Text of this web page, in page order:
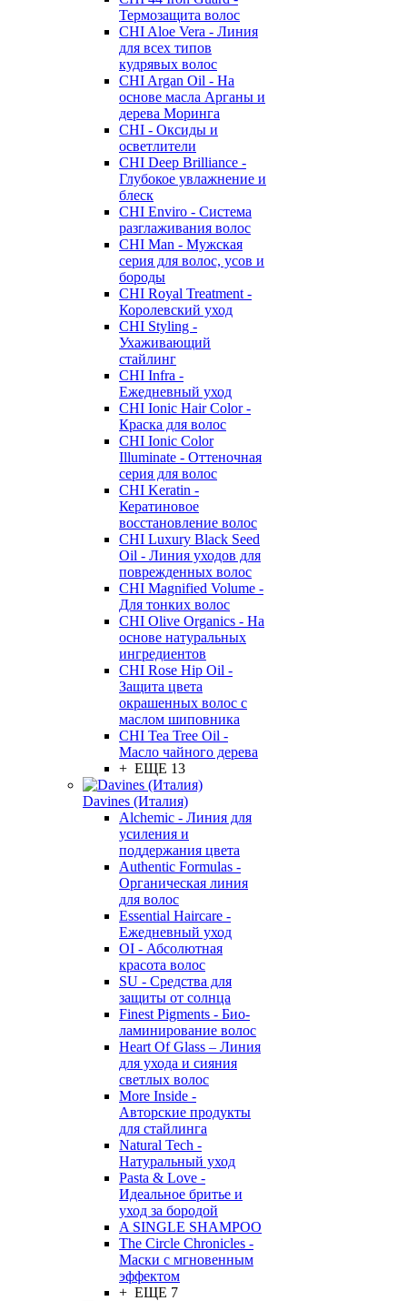
Термозащита волос
CHI Aloe Vera - Линия
для всех типов
кудрявых волос
CHI Argan Oil - На
основе масла Арганы и
дерева Моринга
CHI - Оксиды и
осветлители
CHI Deep Brilliance -
Глубокое увлажнение и
блеск
CHI Enviro - Система
разглаживания волос
CHI Man - Мужская
серия для волос, усов и
бороды
CHI Royal Treatment -
Королевский уход
CHI Styling -
Ухаживающий
стайлинг
CHI Infra -
Ежедневный уход
CHI Ionic Hair Color -
Краска для волос
CHI Ionic Color
Illuminate - Оттеночная
серия для волос
CHI Keratin -
Кератиновое
восстановление волос
CHI Luxury Black Seed
Oil - Линия уходов для
поврежденных волос
CHI Magnified Volume -
Для тонких волос
CHI Olive Organics - На
основе натуральных
ингредиентов
CHI Rose Hip Oil -
Защита цвета
окрашенных волос с
маслом шиповника
CHI Tea Tree Oil -
Масло чайного дерева
+ ЕЩЕ 13
Davines (Италия)
Alchemic - Линия для
усиления и
поддержания цвета
Authentic Formulas -
Органическая линия
для волос
Essential Haircare -
Eжедневный уход
OI - Абсолютная
красота волос
SU - Средства для
защиты от солнца
Finest Pigments - Био-
ламинирование волос
Heart Of Glass – Линия
для ухода и сияния
светлых волос
More Inside -
Авторские продукты
для стайлинга
Natural Tech -
Натуральный уход
Pasta & Love -
Идеальное бритье и
уход за бородой
A SINGLE SHAMPOO
The Circle Chronicles -
Маски с мгновенным
эффектом
+ ЕЩЕ 7